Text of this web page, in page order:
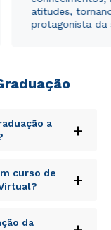
atitudes,
protagonista da
a
+
error sit
laudantium,
illo inventore
quia
curso de
+
error sit
da